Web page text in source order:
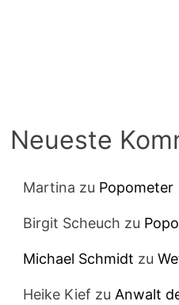
Neueste
Martina zu Popometer
Birgit Scheuch zu
Michael Schmidt zu
Heike Kief zu Anwalt